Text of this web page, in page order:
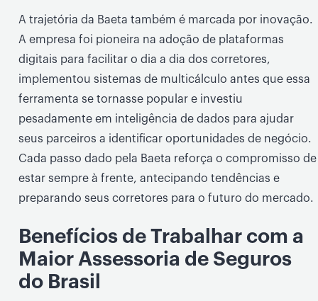
A trajetória da Baeta também é marcada por inovação.
A empresa foi pioneira na adoção de plataformas
digitais para facilitar o dia a dia dos corretores,
implementou sistemas de multicálculo antes que essa
ferramenta se tornasse popular e investiu
pesadamente em inteligência de dados para ajudar
seus parceiros a identificar oportunidades de negócio.
Cada passo dado pela Baeta reforça o compromisso de
estar sempre à frente, antecipando tendências e
preparando seus corretores para o futuro do mercado.
Benefícios de Trabalhar com a
Maior Assessoria de Seguros
do Brasil